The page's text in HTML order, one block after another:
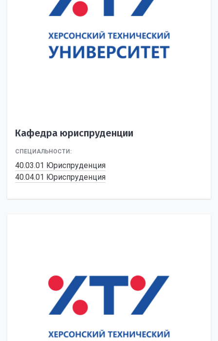
Кафедра юриспруденции
СПЕЦИАЛЬНОСТИ:
40.03.01 Юриспруденция
40.04.01 Юриспруденция